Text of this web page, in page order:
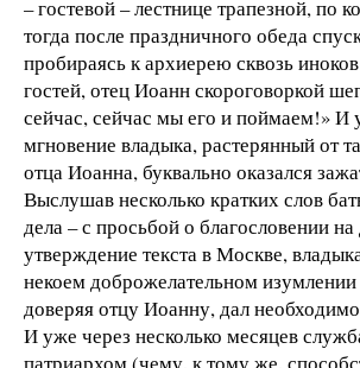
– гостевой – лестнице трапезной, по
тогда после праздничного обеда
пробираясь к архиерею сквозь
гостей, отец Иоанн скороговоркой
сейчас, сейчас мы его и поймаем!» И
мгновение владыка, растерянный от
отца Иоанна, буквально оказался
Выслушав несколько кратких слов
дела – с просьбой о благословении
утверждение текста в Москве,
некоем доброжелательном
доверяя отцу Иоанну, дал
И уже через несколько месяцев
патриархом (чему, к тому же,